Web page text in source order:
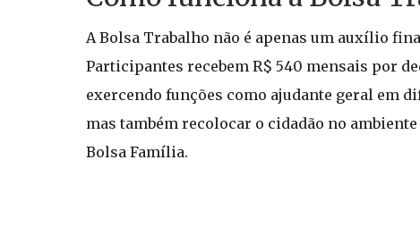
A Bolsa Trabalho não é apenas um auxílio
Participantes recebem R$ 540 mensais por
exercendo funções como ajudante geral em
mas também recolocar o cidadão no
Bolsa Família.